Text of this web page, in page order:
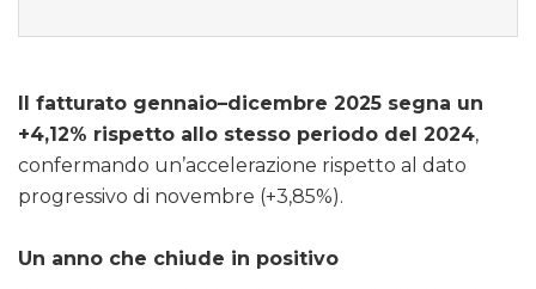
Il fatturato gennaio–dicembre 2025 segna un
+4,12% rispetto allo stesso periodo del 2024,
confermando un’accelerazione rispetto al dato
progressivo di novembre (+3,85%).
Un anno che chiude in positivo